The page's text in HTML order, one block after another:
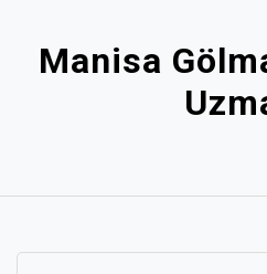
Manisa